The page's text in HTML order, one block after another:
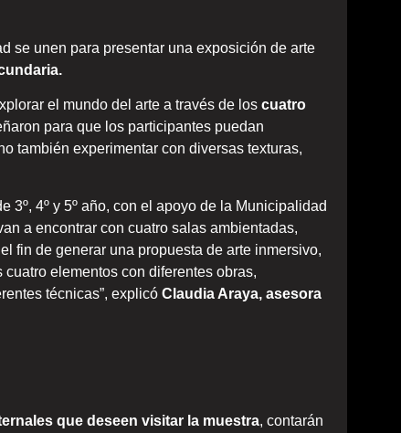
se unen para presentar una exposición de arte
el mundo del arte a través de los cuatro
para que los participantes puedan
también experimentar con diversas texturas,
3º, 4º y 5º año, con el apoyo de la Municipalidad
a encontrar con cuatro salas ambientadas,
fin de generar una propuesta de arte inmersivo,
elementos con diferentes obras,
técnicas”, explicó Claudia Araya, asesora
que deseen visitar la muestra, contarán